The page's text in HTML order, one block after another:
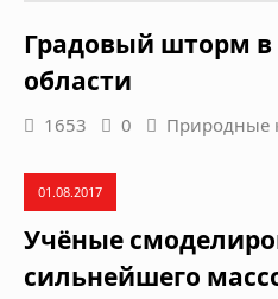
Градовый шторм
области
1653 0 Природные
01.08.2017
Учёные
сильнейшего